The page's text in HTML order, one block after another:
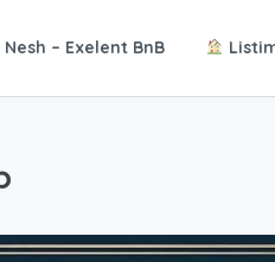
– Exelent BnB